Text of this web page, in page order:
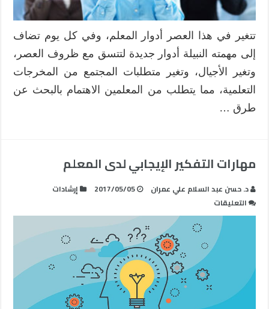
تتغير في هذا العصر أدوار المعلم، وفي كل يوم تضاف
إلى مهمته النبيلة أدوار جديدة لتتسق مع ظروف العصر،
وتغير الأجيال، وتغير متطلبات المجتمع من المخرجات
التعلمية، مما يتطلب من المعلمين الاهتمام بالبحث عن
طرق …
مهارات التفكير الإيجابي لدى المعلم
د. حسن عبد السلام علي عمران 2017/05/05
إرشادات
التعليقات
مهارات
التفكير
الإيجابي
لدى
المعلم
مغلقة